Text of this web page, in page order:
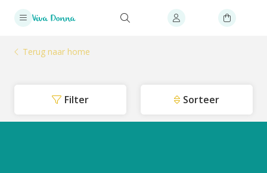
Terug naar home
Filter Sorteer